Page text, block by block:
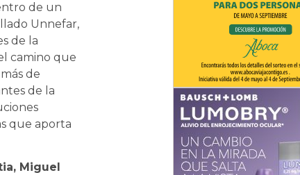
de un
Unnefar,
de la
camino que
de
de la
que aporta
Miguel